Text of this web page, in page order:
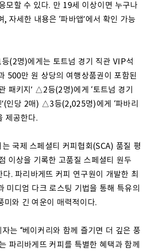
모할 수 있다. 만 19세 이상이면 누구나
, 자세한 내용은 ‘파바앱’에서 확인 가능
(2명)에게는 토트넘 경기 직관 VIP석
500만 원 상당의 여행상품권이 포함된
패키지’ △2등(2명)에게 ‘토트넘 경기
인당 2매) △3등(2,025명)에게 ‘파바리
제공한다.
국제 스페셜티 커피협회(SCA) 품질 평
이상을 기록한 고품질 스페셜티 원두
. 파리바게뜨 커피 연구원이 개발한 최
미디엄 다크 로스팅 기법을 통해 특유의
미와 긴 여운이 매력적이다.
는 “베이커리와 함께 즐기면 더 깊은 풍
파리바게뜨 커피를 특별한 혜택과 함께